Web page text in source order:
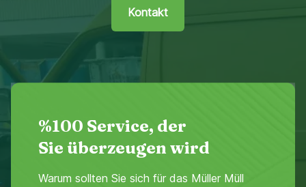
Kontakt
%100 Service, der
Sie überzeugen wird
Warum sollten Sie sich für das Müller Müll